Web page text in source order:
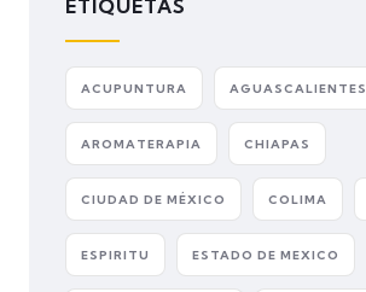
ETIQUETAS
ACUPUNTURA AGUASCALIENTES
AROMATERAPIA CHIAPAS
CIUDAD DE MÉXICO COLIMA
ESPIRITU ESTADO DE MEXICO